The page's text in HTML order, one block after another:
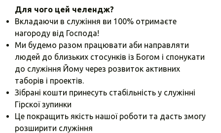
Для чого цей челендж?
Вкладаючи в служіння ви 100% отримаєте
нагороду від Господа!
Ми будемо разом працювати аби направляти
людей до близьких стосунків із Богом і спонукати
до служіння Йому через розвиток активних
таборів і проектів.
Зібрані кошти принесуть стабільність у служінні
Гірскої зупинки
Це покращить якість нашої роботи та дасть змогу
розширити служіння